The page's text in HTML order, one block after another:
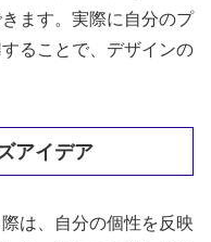
ます。実際に自分のプ
ることで、デザインの
アイデア
は、自分の個性を反映